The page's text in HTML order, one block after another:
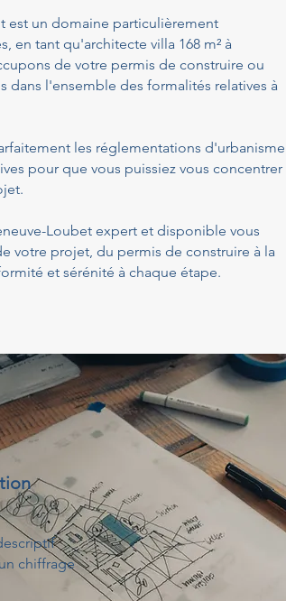
est un domaine particulièrement
en tant qu'architecte villa 168 m² à
de votre permis de construire ou
dans l'ensemble des formalités relatives à
les réglementations d'urbanisme
pour que vous puissiez vous concentrer
Loubet expert et disponible vous
votre projet, du permis de construire à la
et sérénité à chaque étape.
chiffrage